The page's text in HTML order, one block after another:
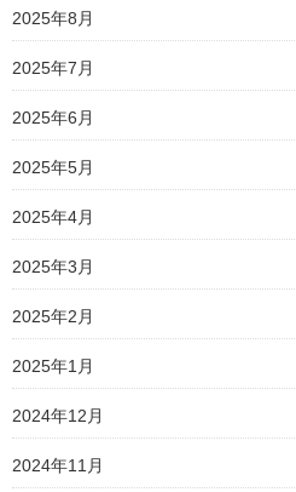
2025年8月
2025年7月
2025年6月
2025年5月
2025年4月
2025年3月
2025年2月
2025年1月
2024年12月
2024年11月